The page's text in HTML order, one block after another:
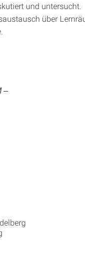
und untersucht.
über
–